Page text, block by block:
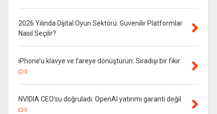
2026 Yılında Dijital Oyun Sektörü: Güvenilir Platformlar
Nasıl Seçilir?
iPhone’u klavye ve fareye dönüştürün: Sıradışı bir fikir
0
NVIDIA CEO’su doğruladı: OpenAI yatırımı garanti değil
0